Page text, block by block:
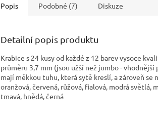
Popis Podobné (7) Diskuze
Detailní popis produktu
Krabice s 24 kusy od každé z 12 barev vysoce
průměru 3,7 mm (jsou užší než jumbo -
mají měkkou tuhu, která sytě kreslí, a zároveň se
oranžová, červená, růžová, fialová, modrá světlá,
tmavá, hnědá, černá